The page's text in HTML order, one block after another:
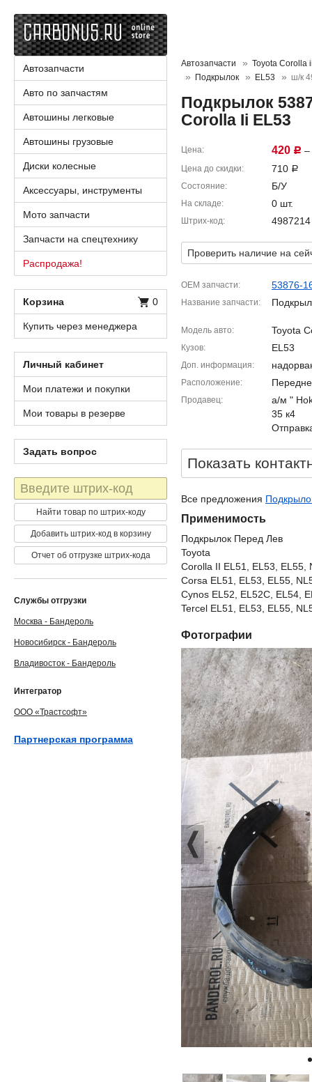
Автозапчасти
Toyota Corolla
Подкрылок
EL53 ш/к
Подкрылок
Corolla Ii EL53
Цена 420 Р –
Цена до скидки 710 Р
Состояние Б/У
На складе 0 шт.
Штрих-код 4987214
Проверить наличие на
OEM запчасти 53876-
Название запчасти
Модель авто Toyota
Кузов EL53
Доп. информация
Расположение
Продавец
а/м "
35 к4
Показать
Все предложения
Применимость
Подкрылок Перед Лев
Toyota
Corolla II EL51, EL53, EL55,
Corsa EL51, EL53, EL55,
Cynos EL52, EL52C, EL54,
Tercel EL51, EL53, EL55,
Фотографии
Автозапчасти
Авто по запчастям
Автошины легковые
Автошины грузовые
Диски колесные
Аксессуары, инструменты
Мото запчасти
Запчасти на спецтехнику
Распродажа!
Корзина 0
Купить через менеджера
Личный кабинет
Мои платежи и покупки
Мои товары в резерве
Задать вопрос
Штрих-
код
Найти товар по штрих-коду
Добавить штрих-код в корзину
Отчет об отгрузке штрих-кода
Службы отгрузки
Москва - Бандероль
Новосибирск - Бандероль
Владивосток - Бандероль
Интегратор
ООО «Трастсофт»
Партнерская программа